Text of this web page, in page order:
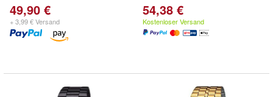
49,90 €
+ 3,99 € Versand
54,38 €
Kostenloser Versand